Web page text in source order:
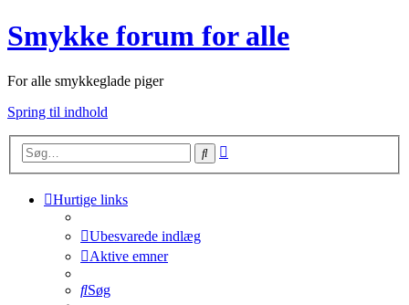
Smykke forum for alle
For alle smykkeglade piger
Spring til indhold
Søg
Hurtige links
Ubesvarede indlæg
Aktive emner
Søg